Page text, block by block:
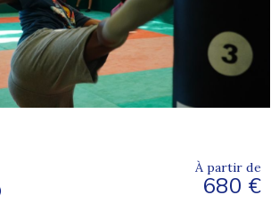
À partir de
680 €